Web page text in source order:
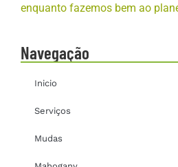
enquanto fazemos bem ao
Navegação
Inicio
Serviços
Mudas